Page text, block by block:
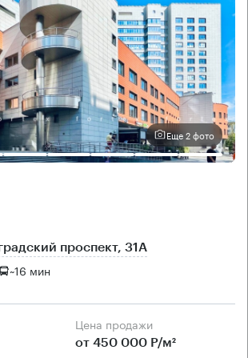
Еще 2 фото
проспект, 31А
~16 мин
Цена продажи
от 450 000 Р/м²